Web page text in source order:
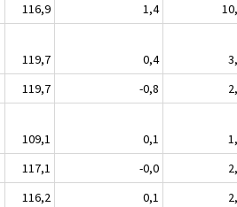
116,9 1,4
119,7 0,4
119,7 -0,8
109,1 0,1
117,1 -0,0
116,2 0,1